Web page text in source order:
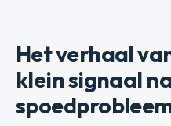
Het verhaal
klein signaal